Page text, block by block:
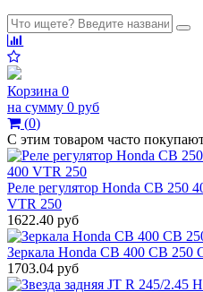
Корзина 0
на сумму 0 руб
(0)
С этим товаром часто
Реле регулятор Honda CB 250
VTR 250
1622.40 руб
Зеркала Honda CB 400 CB 250
1703.04 руб